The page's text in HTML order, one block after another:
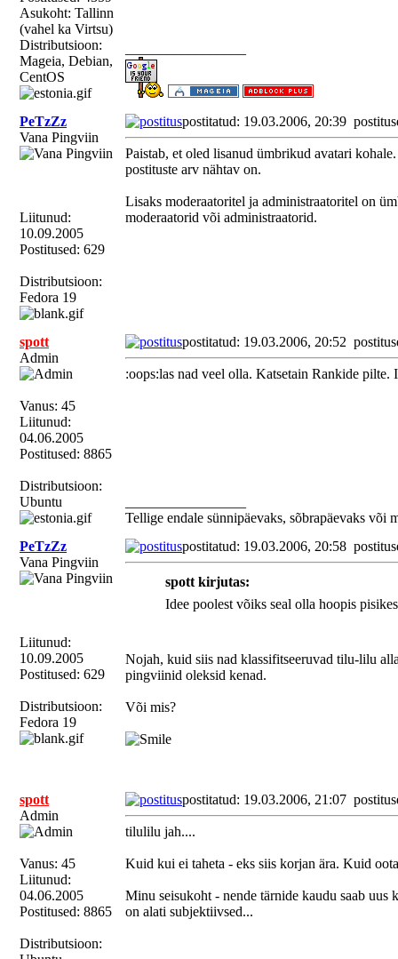
Asukoht: Tallinn
(vahel ka Virtsu)
Distributsioon:
Mageia, Debian,
CentOS
PeTzZz
Vana Pingviin
Liitunud:
10.09.2005
Postitused: 629
Distributsioon:
Fedora 19
postitatud: 19.03.2006, 20:39
Paistab, et oled lisanud ümbrikud avatari
postituste arv nähtav on.
Lisaks moderaatoritel ja administraatoritel on
moderaatorid või administraatorid.
spott
Admin
Vanus: 45
Liitunud:
04.06.2005
Postitused: 8865
Distributsioon:
Ubuntu
postitatud: 19.03.2006, 20:52
:oops:las nad veel olla. Katsetain Rankide
Tellige endale sünnipäevaks, sõbrapäevaks või
PeTzZz
Vana Pingviin
Liitunud:
10.09.2005
Postitused: 629
Distributsioon:
Fedora 19
postitatud: 19.03.2006, 20:58
spott kirjutas:
Idee poolest võiks seal olla hoopis
Nojah, kuid siis nad klassifitseeruvad tilu-lilu
pingviinid oleksid kenad.
Või mis?
spott
Admin
Vanus: 45
Liitunud:
04.06.2005
Postitused: 8865
Distributsioon:
postitatud: 19.03.2006, 21:07
tilulilu jah....
Kuid kui ei taheta - eks siis korjan ära. Kuid
Minu seisukoht - nende tärnide kaudu saab
on alati subjektiivsed...